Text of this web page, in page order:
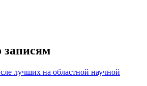
записям
лучших на областной научной